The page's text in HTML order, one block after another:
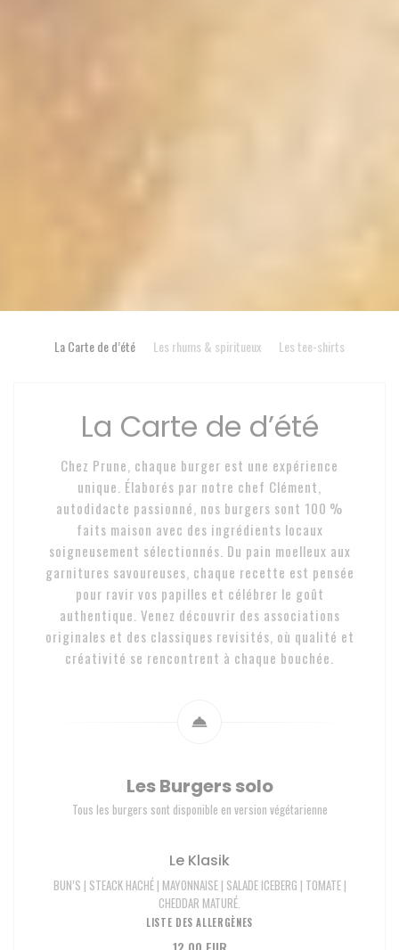
La Carte de d’été Les rhums & spiritueux Les tee-shirts
La Carte de d’été
Chez Prune, chaque burger est une expérience
unique. Élaborés par notre chef Clément,
autodidacte passionné, nos burgers sont 100 %
faits maison avec des ingrédients locaux
soigneusement sélectionnés. Du pain moelleux aux
garnitures savoureuses, chaque recette est pensée
pour ravir vos papilles et célébrer le goût
authentique. Venez découvrir des associations
originales et des classiques revisités, où qualité et
créativité se rencontrent à chaque bouchée.
Les Burgers solo
Tous les burgers sont disponible en version végétarienne
Le Klasik
BUN’S | STEACK HACHÉ | MAYONNAISE | SALADE ICEBERG | TOMATE |
CHEDDAR MATURÉ.
LISTE DES ALLERGÈNES